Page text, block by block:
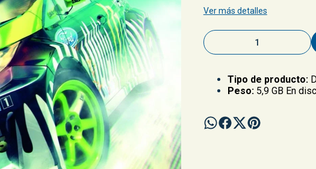
Ver más detalles
Tipo de producto:
Peso: 5,9 GB En